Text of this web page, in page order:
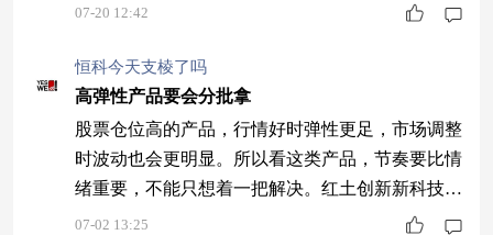
07-20 12:42
恒科今天支棱了吗
高弹性产品要会分批拿
股票仓位高的产品，行情好时弹性更足，市场调整
时波动也会更明显。所以看这类产品，节奏要比情
绪重要，不能只想着一把解决。红土创新新科技股
票A(006265)股票仓位约93.02%，近一年同类3/100
07-02 13:25